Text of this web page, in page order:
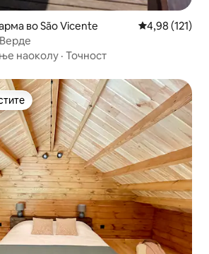
во São Vicente Просечна
4,98 (121)
наоколу · Точност
„Омилени на гостите“